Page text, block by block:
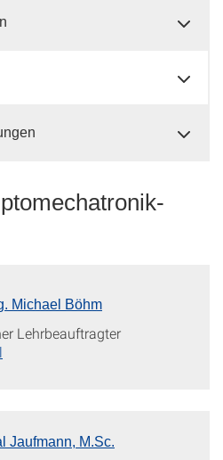
Michael Böhm
Lehrbeauftragter
Jaufmann, M.Sc.